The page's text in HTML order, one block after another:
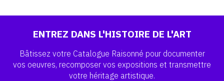
ENTREZ DANS L'HISTOIRE DE L'ART
Bâtissez votre Catalogue Raisonné pour documenter
vos oeuvres, recomposer vos expositions et transmettre
votre héritage artistique.